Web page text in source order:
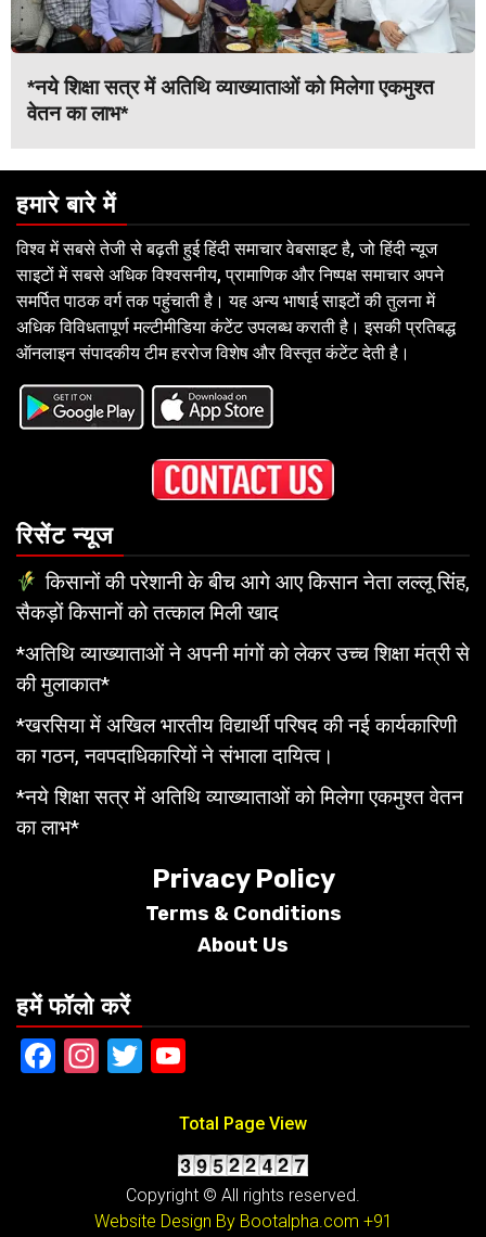
*नये शिक्षा सत्र में अतिथि व्याख्याताओं को मिलेगा एकमुश्त
वेतन का लाभ*
हमारे बारे में
विश्व में सबसे तेजी से बढ़ती हुई हिंदी समाचार वेबसाइट है, जो हिंदी न्यूज
साइटों में सबसे अधिक विश्वसनीय, प्रामाणिक और निष्पक्ष समाचार अपने
समर्पित पाठक वर्ग तक पहुंचाती है। यह अन्य भाषाई साइटों की तुलना में
अधिक विविधतापूर्ण मल्टीमीडिया कंटेंट उपलब्ध कराती है। इसकी प्रतिबद्ध
ऑनलाइन संपादकीय टीम हररोज विशेष और विस्तृत कंटेंट देती है।
रिसेंट न्यूज
किसानों की परेशानी के बीच आगे आए किसान नेता लल्लू सिंह,
सैकड़ों किसानों को तत्काल मिली खाद
*अतिथि व्याख्याताओं ने अपनी मांगों को लेकर उच्च शिक्षा मंत्री से
की मुलाकात*
*खरसिया में अखिल भारतीय विद्यार्थी परिषद की नई कार्यकारिणी
का गठन, नवपदाधिकारियों ने संभाला दायित्व।
*नये शिक्षा सत्र में अतिथि व्याख्याताओं को मिलेगा एकमुश्त वेतन
का लाभ*
Privacy Policy
Terms & Conditions
About Us
हमें फॉलो करें
Facebook
Instagram
Twitter
Total Page View
Copyright © All rights reserved.
Website Design By Bootalpha.com +91